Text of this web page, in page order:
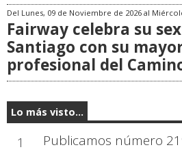
Del Lunes, 09 de Noviembre de 2026 al
Fairway celebra su
Santiago con su
profesional del
Lo más visto...
1 Publicamos número